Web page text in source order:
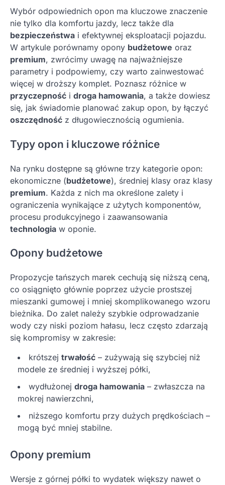
Wybór odpowiednich opon ma kluczowe znaczenie
nie tylko dla komfortu jazdy, lecz także dla
bezpieczeństwa i efektywnej eksploatacji pojazdu.
W artykule porównamy opony budżetowe oraz
premium, zwrócimy uwagę na najważniejsze
parametry i podpowiemy, czy warto zainwestować
więcej w droższy komplet. Poznasz różnice w
przyczepność i droga hamowania, a także dowiesz
się, jak świadomie planować zakup opon, by łączyć
oszczędność z długowiecznością ogumienia.
Typy opon i kluczowe różnice
Na rynku dostępne są główne trzy kategorie opon:
ekonomiczne (budżetowe), średniej klasy oraz klasy
premium. Każda z nich ma określone zalety i
ograniczenia wynikające z użytych komponentów,
procesu produkcyjnego i zaawansowania
technologia w oponie.
Opony budżetowe
Propozycje tańszych marek cechują się niższą ceną,
co osiągnięto głównie poprzez użycie prostszej
mieszanki gumowej i mniej skomplikowanego wzoru
bieżnika. Do zalet należy szybkie odprowadzanie
wody czy niski poziom hałasu, lecz często zdarzają
się kompromisy w zakresie:
krótszej trwałość – zużywają się szybciej niż
modele ze średniej i wyższej półki,
wydłużonej droga hamowania – zwłaszcza na
mokrej nawierzchni,
niższego komfortu przy dużych prędkościach –
mogą być mniej stabilne.
Opony premium
Wersje z górnej półki to wydatek większy nawet o